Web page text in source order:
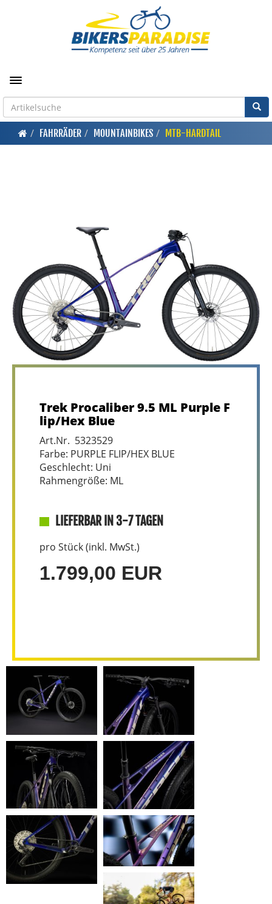
Toggle navigation
FAHRRÄDER MOUNTAINBIKES MTB-HARDTAIL
Trek Procaliber 9.5 ML Purple F
lip/Hex Blue
Art.Nr. 5323529
Farbe: PURPLE FLIP/HEX BLUE
Geschlecht: Uni
Rahmengröße: ML
LIEFERBAR IN 3-7 TAGEN
pro Stück (inkl. MwSt.)
1.799,00 EUR